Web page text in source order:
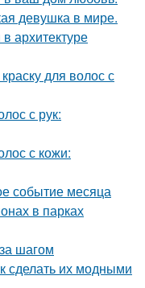
девушка в мире.
архитектуре
для волос с
с рук:
с кожи:
событие месяца
в парках
шагом
сделать их модными